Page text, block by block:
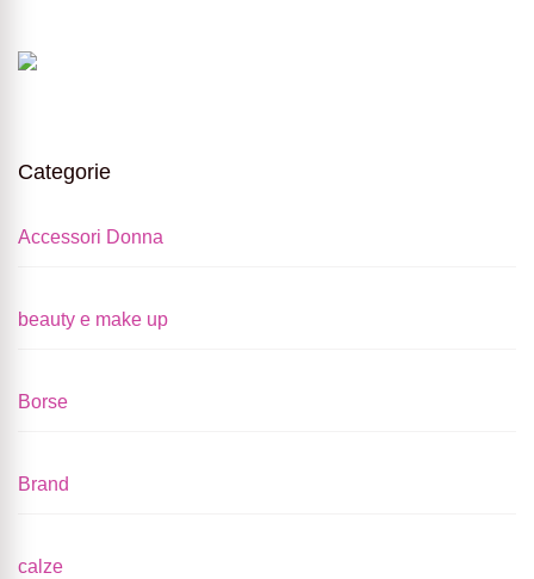
Categorie
Accessori Donna
beauty e make up
Borse
Brand
calze